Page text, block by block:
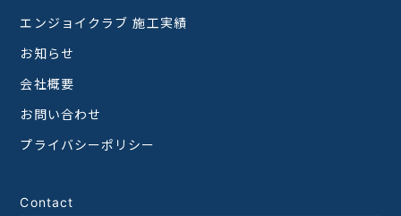
エンジョイクラブ 施工実績
お知らせ
会社概要
お問い合わせ
プライバシーポリシー
Contact